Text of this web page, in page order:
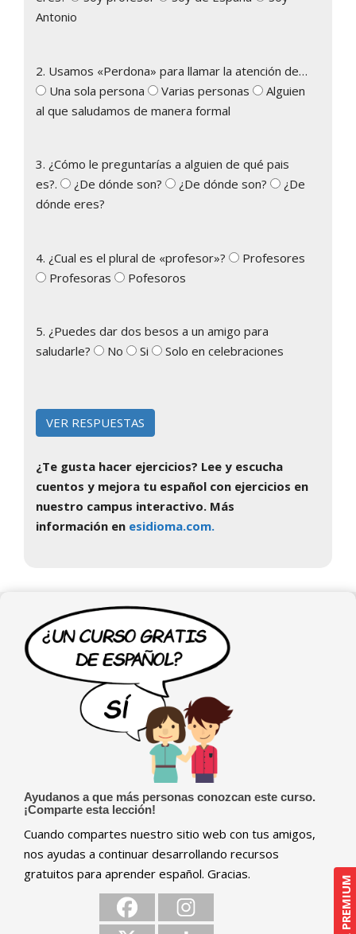
Antonio
2. Usamos «Perdona» para llamar la atención de…
Una sola persona
Varias personas
Alguien
al que saludamos de manera formal
3. ¿Cómo le preguntarías a alguien de qué pais
es?.
¿De dónde son? ¿De dónde son?
¿De
dónde eres?
4. ¿Cual es el plural de «profesor»?
Profesores
Profesoras
Pofesoros
5. ¿Puedes dar dos besos a un amigo para
saludarle?
No Si Solo en celebraciones
¿Te gusta hacer ejercicios? Lee y escucha
cuentos y mejora tu español con ejercicios en
nuestro campus interactivo. Más
información en esidioma.com.
Ayudanos a que más personas conozcan este curso.
¡Comparte esta lección!
Cuando compartes nuestro sitio web con tus amigos,
nos ayudas a continuar desarrollando recursos
gratuitos para aprender español. Gracias.